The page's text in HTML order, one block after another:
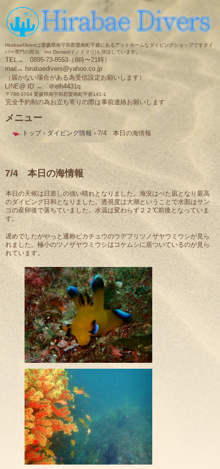
HirabaeDiversは愛媛県南宇和郡愛南町平碆にあるアットホームなダイビングショップですダイ
バー専門の民泊 Ino Domari(イノドマリ)も併設しています。
TEL→ 0895-73-8553（8時〜21時）
mail→ hirabaedivers@yahoo.co.jp
（届かない場合がある為受信設定お願いします）
LINE@ ID → ＠elh4431q
〒798-3704 愛媛県南宇和郡愛南町平碆141-1
完全予約制の為お立ち寄りの際は事前連絡お願いします
メニュー
へ
ス
ッ
プ
トップ › ダイビング情報 › 7/4 本日の海情報
7/4 本日の海情報
本日の天候は日差しの強い晴れとなりました。海況はべた凪となり最高
のダイビング日和となりました。透視度は大潮ということで水面はサン
ゴの産卵後で落ちていました。水温は変わらず２２℃前後となっていま
す。
遅めでしたがやっと通称ピカチュウのウデフリツノザヤウミウシが見ら
れました。極小のツノザヤウミウシはコケムシに居ついているのが見ら
れています。